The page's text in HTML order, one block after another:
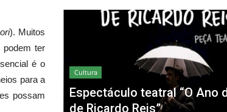
). Muitos
podem ter
é o
para a
possam
Cultura
Espectáculo teatral “O Ano
de Ricardo Reis”